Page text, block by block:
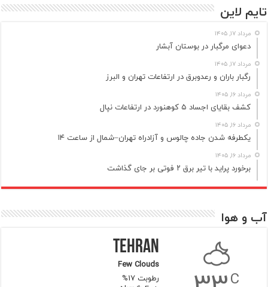
تایم لاین
مرداد ۱۷, ۱۴۰۵
دعوای مرگبار در بوستان آبشار
مرداد ۱۷, ۱۴۰۵
رگبار باران و رعدوبرق در ارتفاعات تهران و البرز
مرداد ۱۶, ۱۴۰۵
کشف بقایای اجساد ۵ کوهنورد در ارتفاعات نپال
مرداد ۱۶, ۱۴۰۵
یکطرفه شدن جاده چالوس و آزادراه تهران–شمال از ساعت ۱۴
مرداد ۱۶, ۱۴۰۵
برخورد پراید با تیر برق ۲ فوتی بر جای گذاشت
آب و هوا
C
Tehran
Few Clouds
رطوبت 17%